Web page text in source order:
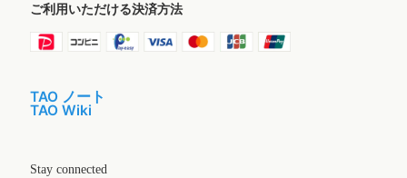
ご利用いただける決済方法
TAO ノート
TAO Wiki
Stay connected